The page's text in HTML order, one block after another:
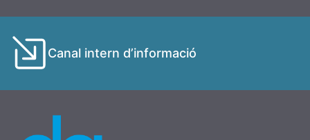
Canal intern d’informació